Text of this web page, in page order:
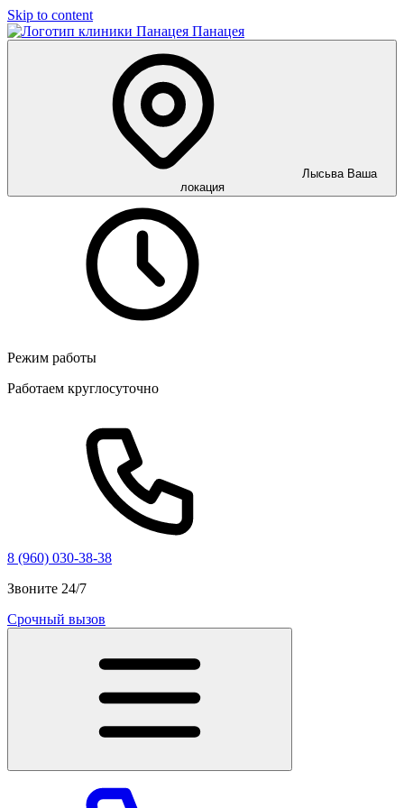
Skip to content
Панацея
Лысьва Ваша
локация
Режим работы
Работаем круглосуточно
8 (960) 030-38-38
Звоните 24/7
Срочный вызов